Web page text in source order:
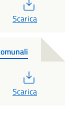
Scarica
Scarica